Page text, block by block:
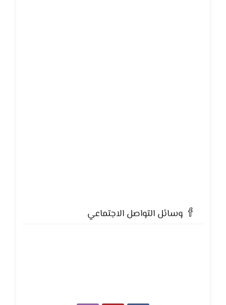
وسائل التواصل الاجتماعي